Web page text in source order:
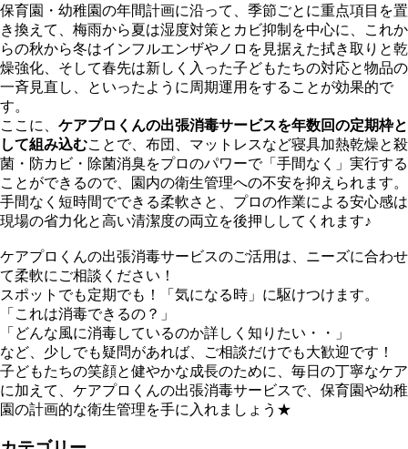
保育園・幼稚園の年間計画に沿って、季節ごとに重点項目を置
き換えて、梅雨から夏は湿度対策とカビ抑制を中心に、これか
らの秋から冬はインフルエンザやノロを見据えた拭き取りと乾
燥強化、そして春先は新しく入った子どもたちの対応と物品の
一斉見直し、といったように周期運用をすることが効果的で
す。
ここに、 ケアプロくんの出張消毒サービスを年数回の定期枠と
して組み込むことで、布団、マットレスなど寝具加熱乾燥と殺
菌・防カビ・除菌消臭をプロのパワーで「手間なく」実行する
ことができるので、園内の衛生管理への不安を抑えられます。
手間なく短時間でできる柔軟さと、プロの作業による安心感は
現場の省力化と高い清潔度の両立を後押ししてくれます♪
ケアプロくんの出張消毒サービスのご活用は、ニーズに合わせ
て柔軟にご相談ください！
スポットでも定期でも！「気になる時」に駆けつけます。
「これは消毒できるの？」
「どんな風に消毒しているのか詳しく知りたい・・」
など、少しでも疑問があれば、ご相談だけでも大歓迎です！
子どもたちの笑顔と健やかな成長のために、毎日の丁寧なケア
に加えて、ケアプロくんの出張消毒サービスで、保育園や幼稚
園の計画的な衛生管理を手に入れましょう★